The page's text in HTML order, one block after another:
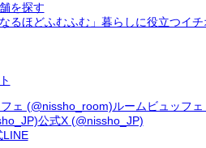
を探す
なるほどふむふむ」暮らしに役立つイ
ルームビュッフ
公式X (@nissho_JP)
LINE